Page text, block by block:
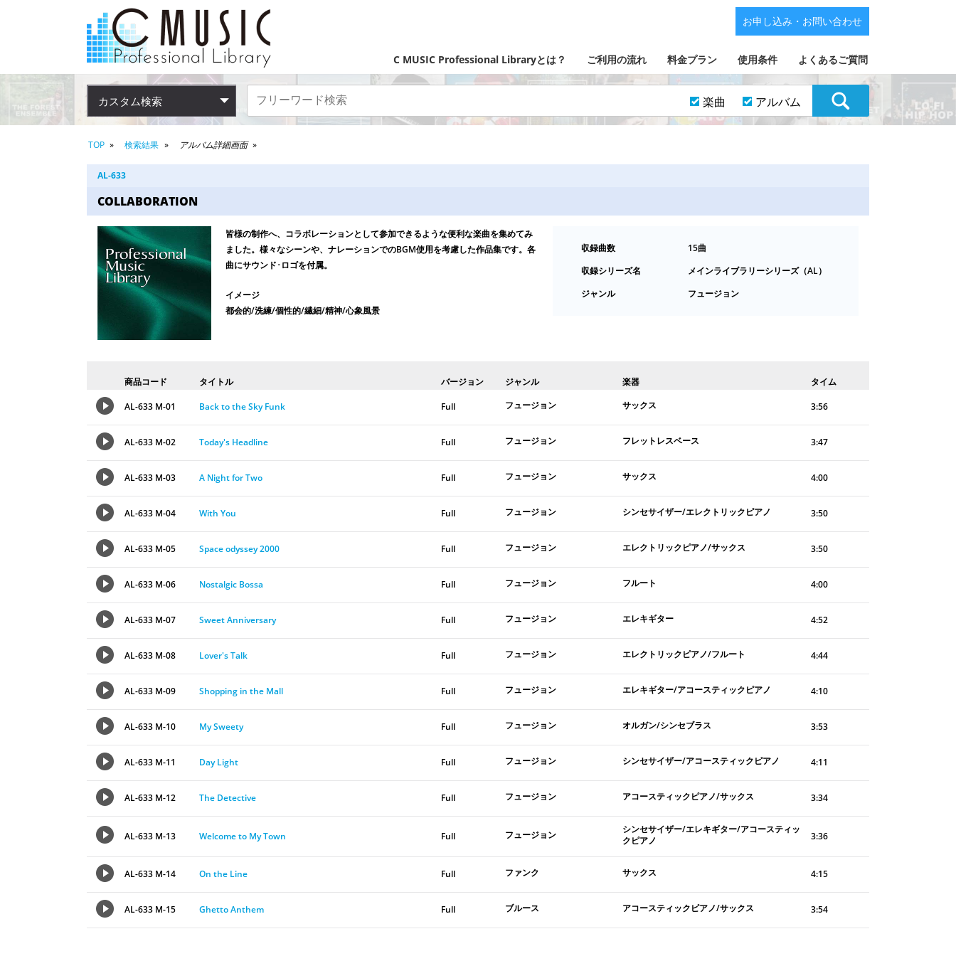
C MUSIC Professional Libraryとは？ ご利用の流れ 料金プラン 使用条件 よくあるご質問
お申し込み・お問い合わせ
カスタム検索 楽曲 アルバム
TOP 検索結果 アルバム詳細画面
AL-633
COLLABORATION
皆様の制作へ、コラボレーションとして参加できるような便利な楽曲を集めてみ
ました。様々なシーンや、ナレーションでのBGM使用を考慮した作品集です。各
曲にサウンド･ロゴを付属。
イメージ
都会的/洗練/個性的/繊細/精神/心象風景
収録曲数
15曲
収録シリーズ名
メインライブラリーシリーズ（AL）
ジャンル
フュージョン
商品コード タイトル バージョン ジャンル 楽器 タイム
AL-633 M-01 Back to the Sky Funk Full フュージョン サックス 3:56
AL-633 M-02 Today's Headline Full フュージョン フレットレスベース 3:47
AL-633 M-03 A Night for Two Full フュージョン サックス 4:00
AL-633 M-04 With You Full フュージョン シンセサイザー/エレクトリックピアノ 3:50
AL-633 M-05 Space odyssey 2000 Full フュージョン エレクトリックピアノ/サックス 3:50
AL-633 M-06 Nostalgic Bossa Full フュージョン フルート 4:00
AL-633 M-07 Sweet Anniversary Full フュージョン エレキギター 4:52
AL-633 M-08 Lover's Talk Full フュージョン エレクトリックピアノ/フルート 4:44
AL-633 M-09 Shopping in the Mall Full フュージョン エレキギター/アコースティックピアノ 4:10
AL-633 M-10 My Sweety Full フュージョン オルガン/シンセブラス 3:53
AL-633 M-11 Day Light Full フュージョン シンセサイザー/アコースティックピアノ 4:11
AL-633 M-12 The Detective Full フュージョン アコースティックピアノ/サックス 3:34
AL-633 M-13 Welcome to My Town Full フュージョン
シンセサイザー/エレキギター/アコースティッ
クピアノ
3:36
AL-633 M-14 On the Line Full ファンク サックス 4:15
AL-633 M-15 Ghetto Anthem Full ブルース アコースティックピアノ/サックス 3:54